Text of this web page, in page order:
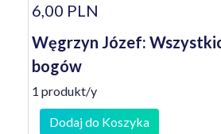
6,00 PLN
Węgrzyn Józef:
bogów
1 produkt/y
Dodaj do Koszyka